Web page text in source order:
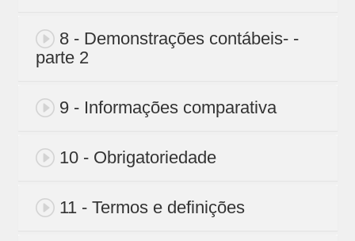
8 - Demonstrações contábeis- -
parte 2
9 - Informações comparativa
10 - Obrigatoriedade
11 - Termos e definições